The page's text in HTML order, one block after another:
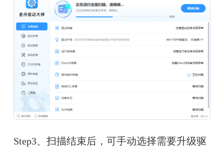
Step3、扫描结束后，可手动选择需要升级驱